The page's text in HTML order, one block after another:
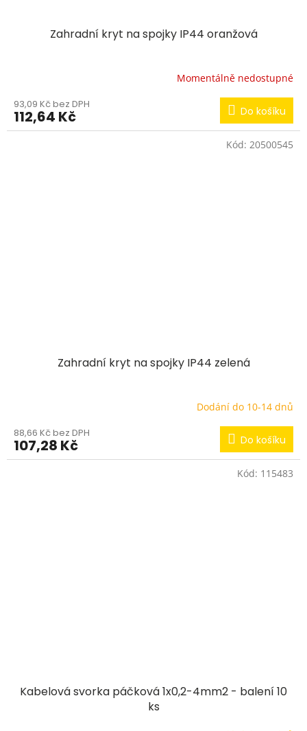
Zahradní kryt na spojky IP44 oranžová
Momentálně nedostupné
93,09 Kč bez DPH
112,64 Kč Do košíku
Zahradní kryt na spojky IP44 zelená
Dodání do 10-14 dnů
88,66 Kč bez DPH
107,28 Kč Do košíku
Kód: 20500545
Kabelová svorka páčková 1x0,2-4mm2 - balení 10
ks
Kód: 115483